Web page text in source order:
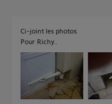
Ci-joint les photos
Pour Richy..